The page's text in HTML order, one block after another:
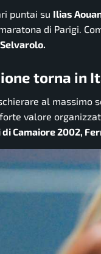
puntai su Ilias
di Parigi.
torna in
al massimo
valore
Camaiore 2002,